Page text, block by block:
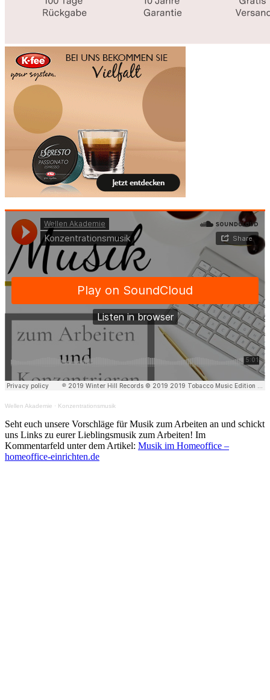
Wellen Akademie · Konzentrationsmusik
Seht euch unsere Vorschläge für Musik zum Arbeiten an und schickt
uns Links zu eurer Lieblingsmusik zum Arbeiten! Im
Kommentarfeld unter dem Artikel: Musik im Homeoffice –
homeoffice-einrichten.de